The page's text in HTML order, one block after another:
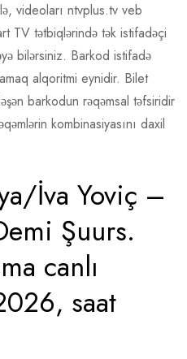
videoları ntvplus.tv veb
TV tətbiqlərində tək istifadəçi
bilərsiniz. Barkod istifadə
alqoritmi eynidir. Bilet
barkodun rəqəmsal təfsiridir
kombinasiyasını daxil
İva Yoviç –
Şuurs.
canlı
saat